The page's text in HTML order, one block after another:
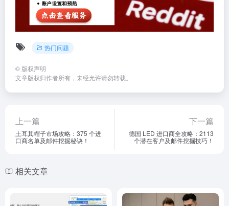
热门问题
© 版权声明
文章版权归作者所有，未经允许请勿转载。
上一篇
土耳其帽子市场攻略：375 个进
口商名单及邮件挖掘秘诀！
下一篇
德国 LED 进口商全攻略：2113
个潜在客户及邮件挖掘技巧！
相关文章